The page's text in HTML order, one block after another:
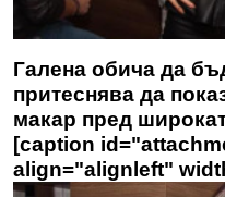
Галена обича да
притеснява да
макар пред
[caption
align="alignleft"